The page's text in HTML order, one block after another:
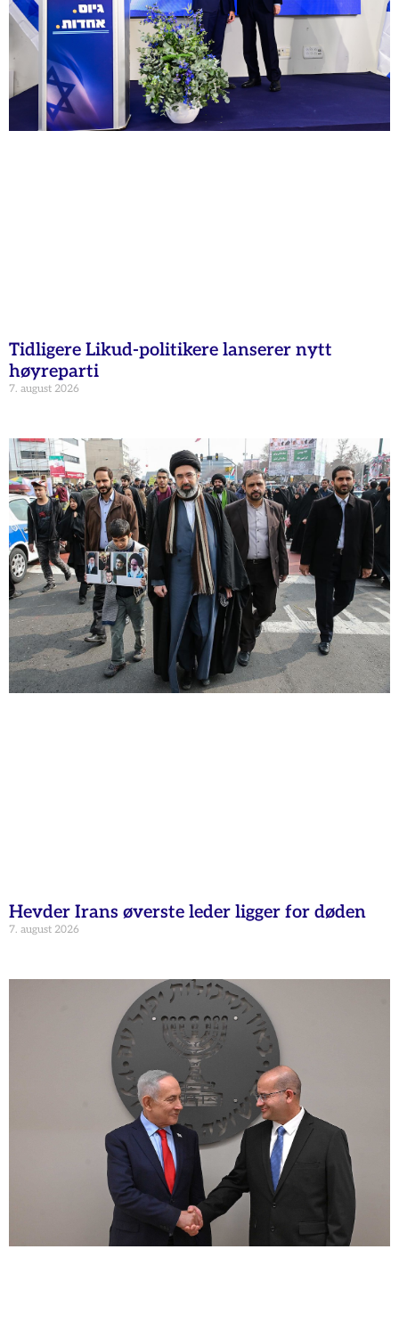
Tidligere Likud-politikere lanserer nytt
høyreparti
7. august 2026
Hevder Irans øverste leder ligger for døden
7. august 2026